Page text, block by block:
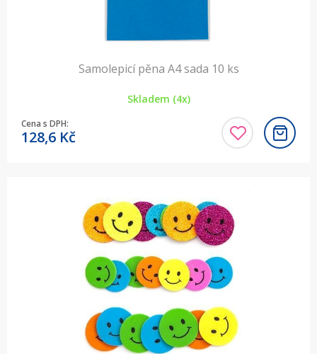
Samolepicí pěna A4 sada 10 ks
Skladem (4x)
Cena s DPH:
128,6 Kč